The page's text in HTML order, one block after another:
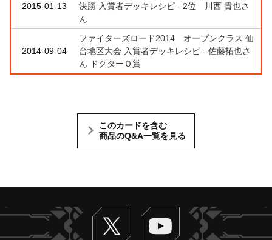
2015-01-13
決勝 入賞者デッキレシピ - 2位 川西 貴也さ
ん
2014-09-04
ファイターズロード2014 オープンクラス 仙
台地区大会 入賞者デッキレシピ - 佐藤拓也さ
ん ドクターＯ賞
このカードを含む
商品のQ&A一覧を見る
Twitter ヴァンガードch